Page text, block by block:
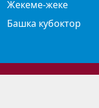
Жекеме-жеке
Башка кубоктор